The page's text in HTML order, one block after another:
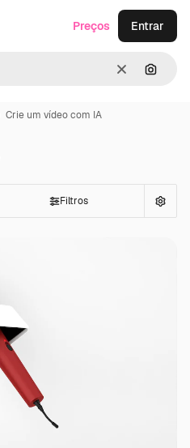
Limpar
Preços Entrar
Crie um vídeo com IA
Filtros